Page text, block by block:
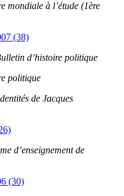
mondiale à l’étude (1ère
(38)
d’histoire politique
politique
de Jacques
d’enseignement de
(30)